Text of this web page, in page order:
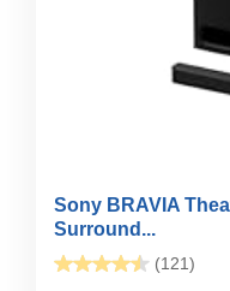
Sony BRAVIA
Surround...
(121)